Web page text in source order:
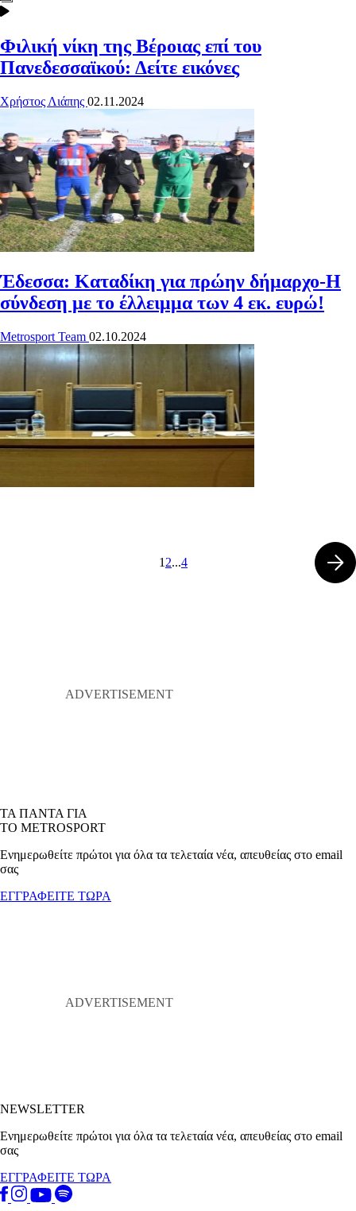
Φιλική νίκη της Βέροιας επί του
Πανεδεσσαϊκού: Δείτε εικόνες
Χρήστος Λιάπης 02.11.2024
Έδεσσα: Καταδίκη για πρώην δήμαρχο-Η
σύνδεση με το έλλειμμα των 4 εκ. ευρώ!
Metrosport Team 02.10.2024
1 2...4
ΤΑ ΠΑΝΤΑ ΓΙΑ
ΤΟ METROSPORT
Ενημερωθείτε πρώτοι για όλα τα τελεταία νέα, απευθείας στο email
σας
ΕΓΓΡΑΦΕΙΤΕ ΤΩΡΑ
NEWSLETTER
Ενημερωθείτε πρώτοι για όλα τα τελεταία νέα, απευθείας στο email
σας
ΕΓΓΡΑΦΕΙΤΕ ΤΩΡΑ